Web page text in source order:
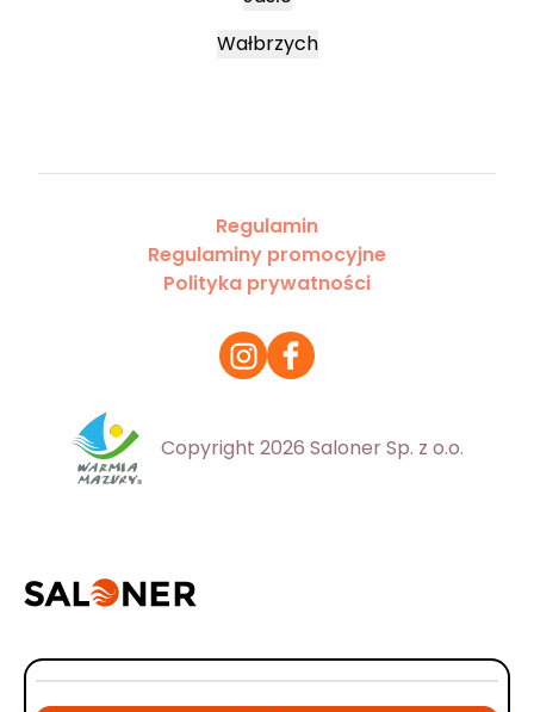
Wałbrzych
Regulamin
Regulaminy promocyjne
Polityka prywatności
Copyright 2026 Saloner Sp. z o.o.